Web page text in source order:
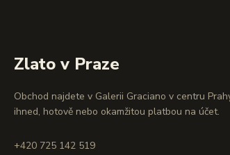
Zlato v Praze
Obchod najdete v Galerii Graciano v centru
ihned, hotově nebo okamžitou platbou na účet.
+420 725 142 519